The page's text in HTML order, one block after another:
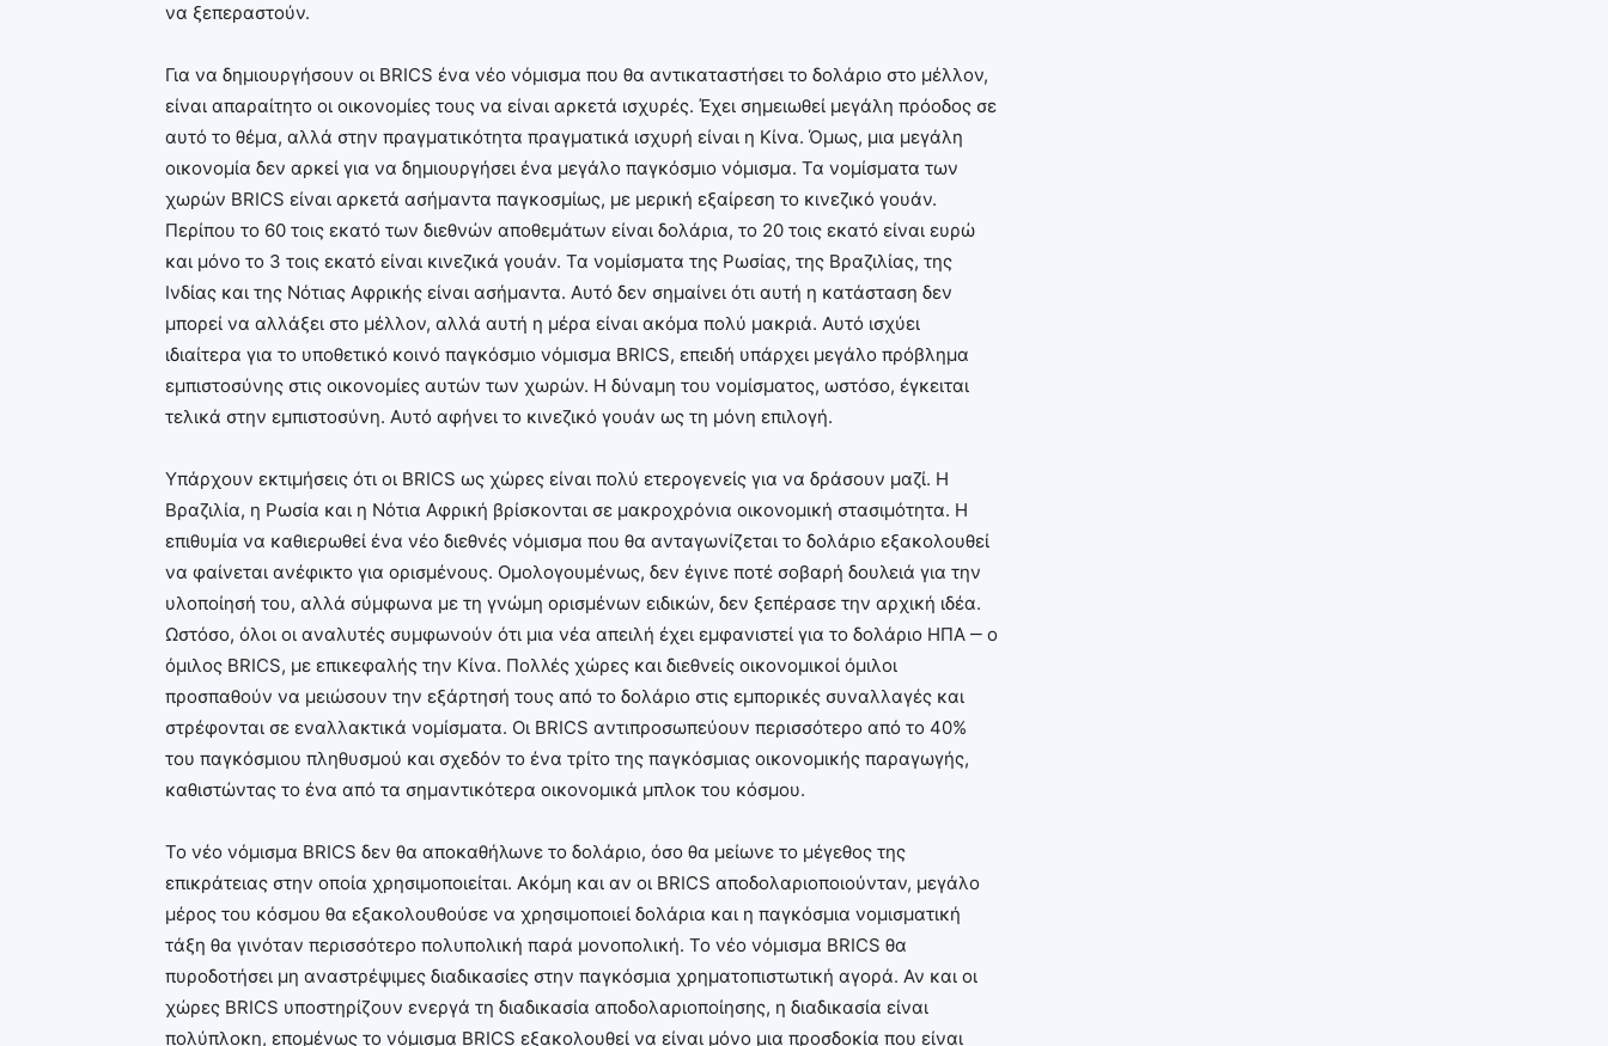
να ξεπεραστούν.
Για να δημιουργήσουν οι BRICS ένα νέο νόμισμα που θα αντικαταστήσει το δολάριο στο μέλλον,
είναι απαραίτητο οι οικονομίες τους να είναι αρκετά ισχυρές. Έχει σημειωθεί μεγάλη πρόοδος σε
αυτό το θέμα, αλλά στην πραγματικότητα πραγματικά ισχυρή είναι η Κίνα. Όμως, μια μεγάλη
οικονομία δεν αρκεί για να δημιουργήσει ένα μεγάλο παγκόσμιο νόμισμα. Τα νομίσματα των
χωρών BRICS είναι αρκετά ασήμαντα παγκοσμίως, με μερική εξαίρεση το κινεζικό γουάν.
Περίπου το 60 τοις εκατό των διεθνών αποθεμάτων είναι δολάρια, το 20 τοις εκατό είναι ευρώ
και μόνο το 3 τοις εκατό είναι κινεζικά γουάν. Τα νομίσματα της Ρωσίας, της Βραζιλίας, της
Ινδίας και της Νότιας Αφρικής είναι ασήμαντα. Αυτό δεν σημαίνει ότι αυτή η κατάσταση δεν
μπορεί να αλλάξει στο μέλλον, αλλά αυτή η μέρα είναι ακόμα πολύ μακριά. Αυτό ισχύει
ιδιαίτερα για το υποθετικό κοινό παγκόσμιο νόμισμα BRICS, επειδή υπάρχει μεγάλο πρόβλημα
εμπιστοσύνης στις οικονομίες αυτών των χωρών. Η δύναμη του νομίσματος, ωστόσο, έγκειται
τελικά στην εμπιστοσύνη. Αυτό αφήνει το κινεζικό γουάν ως τη μόνη επιλογή.
Υπάρχουν εκτιμήσεις ότι οι BRICS ως χώρες είναι πολύ ετερογενείς για να δράσουν μαζί. Η
Βραζιλία, η Ρωσία και η Νότια Αφρική βρίσκονται σε μακροχρόνια οικονομική στασιμότητα. Η
επιθυμία να καθιερωθεί ένα νέο διεθνές νόμισμα που θα ανταγωνίζεται το δολάριο εξακολουθεί
να φαίνεται ανέφικτο για ορισμένους. Ομολογουμένως, δεν έγινε ποτέ σοβαρή δουλειά για την
υλοποίησή του, αλλά σύμφωνα με τη γνώμη ορισμένων ειδικών, δεν ξεπέρασε την αρχική ιδέα.
Ωστόσο, όλοι οι αναλυτές συμφωνούν ότι μια νέα απειλή έχει εμφανιστεί για το δολάριο ΗΠΑ ‒ ο
όμιλος BRICS, με επικεφαλής την Κίνα. Πολλές χώρες και διεθνείς οικονομικοί όμιλοι
προσπαθούν να μειώσουν την εξάρτησή τους από το δολάριο στις εμπορικές συναλλαγές και
στρέφονται σε εναλλακτικά νομίσματα. Οι BRICS αντιπροσωπεύουν περισσότερο από το 40%
του παγκόσμιου πληθυσμού και σχεδόν το ένα τρίτο της παγκόσμιας οικονομικής παραγωγής,
καθιστώντας το ένα από τα σημαντικότερα οικονομικά μπλοκ του κόσμου.
Το νέο νόμισμα BRICS δεν θα αποκαθήλωνε το δολάριο, όσο θα μείωνε το μέγεθος της
επικράτειας στην οποία χρησιμοποιείται. Ακόμη και αν οι BRICS αποδολαριοποιούνταν, μεγάλο
μέρος του κόσμου θα εξακολουθούσε να χρησιμοποιεί δολάρια και η παγκόσμια νομισματική
τάξη θα γινόταν περισσότερο πολυπολική παρά μονοπολική. Το νέο νόμισμα BRICS θα
πυροδοτήσει μη αναστρέψιμες διαδικασίες στην παγκόσμια χρηματοπιστωτική αγορά. Αν και οι
χώρες BRICS υποστηρίζουν ενεργά τη διαδικασία αποδολαριοποίησης, η διαδικασία είναι
πολύπλοκη, επομένως το νόμισμα BRICS εξακολουθεί να είναι μόνο μια προσδοκία που είναι